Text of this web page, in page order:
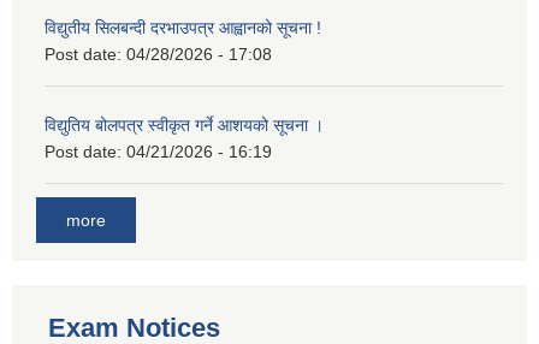
विद्युतीय सिलबन्दी दरभाउपत्र आह्वानको सूचना !
Post date: 04/28/2026 - 17:08
विद्युतिय बोलपत्र स्वीकृत गर्ने आशयको सूचना ।
Post date: 04/21/2026 - 16:19
more
Exam Notices